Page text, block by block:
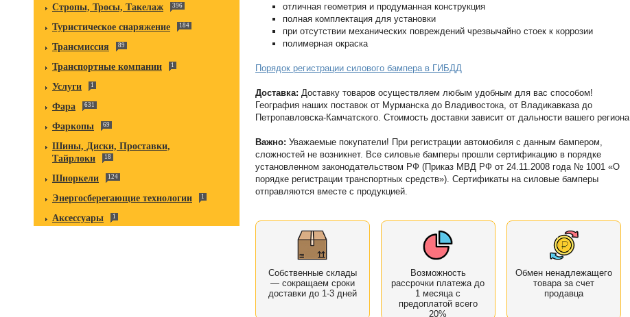
Стропы, Тросы, Такелаж 396
Туристическое снаряжение 184
Трансмиссия 89
Транспортные компании 1
Услуги 1
Фара 631
Фаркопы 69
Шины, Диски, Проставки,
Тайрлоки
18
Шноркели 124
Энергосберегающие технологии 1
Аксессуары 1
отличная геометрия и продуманная конструкция
полная комплектация для установки
при отсутствии механических повреждений чрезвычайно стоек к коррозии
полимерная окраска
Порядок регистрации силового бампера в ГИБДД
Доставка: Доставку товаров осуществляем любым удобным для вас способом!
География наших поставок от Мурманска до Владивостока, от Владикавказа до
Петропавловска-Камчатского. Стоимость доставки зависит от дальности вашего региона.
Важно: Уважаемые покупатели! При регистрации автомобиля с данным бампером,
сложностей не возникнет. Все силовые бамперы прошли сертификацию в порядке
установленном законодательством РФ (Приказ МВД РФ от 24.11.2008 года № 1001 «О
порядке регистрации транспортных средств»). Сертификаты на силовые бамперы
отправляются вместе с продукцией.
Собственные склады
— сокращаем сроки
доставки до 1-3 дней
Возможность
рассрочки платежа до
1 месяца с
предоплатой всего
20%
Обмен ненадлежащего
товара за счет
продавца